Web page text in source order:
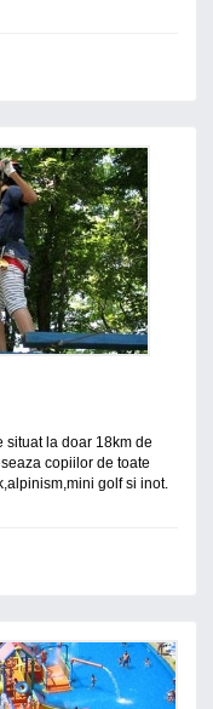
situat la doar 18km de
copiilor de toate
golf si inot.